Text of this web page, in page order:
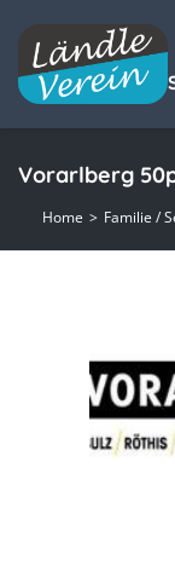
Vorarlberg
Home Familie /